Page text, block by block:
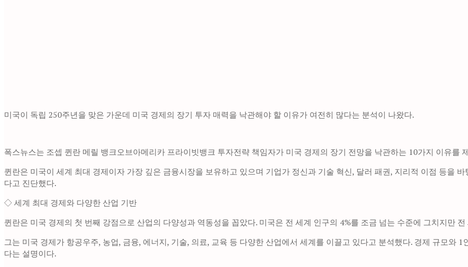
미국이 독립 250주년을 맞은 가운데 미국 경제의 장기 투자 매력을 낙관해야 할 이유가 여전히 많다는 분석이 나왔다.
폭스뉴스는 조셉 퀸란 메릴 뱅크오브아메리카 프라이빗뱅크 투자전략 책임자가 미국 경제의 장기 전망을 낙관하는 10가지 이유를
퀸란은 미국이 세계 최대 경제이자 가장 깊은 금융시장을 보유하고 있으며 기업가 정신과 기술 혁신, 달러 패권, 지리적 이점 등을
다고 진단했다.
◇ 세계 최대 경제와 다양한 산업 기반
퀸란은 미국 경제의 첫 번째 강점으로 산업의 다양성과 역동성을 꼽았다. 미국은 전 세계 인구의 4%를 조금 넘는 수준에 그치지만
그는 미국 경제가 항공우주, 농업, 금융, 에너지, 기술, 의료, 교육 등 다양한 산업에서 세계를 이끌고 있다고 분석했다. 경제 규모와
다는 설명이다.